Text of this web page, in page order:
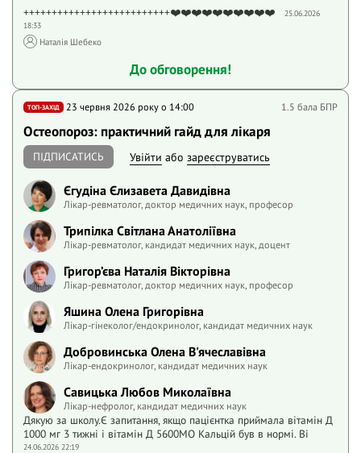
++++++++++++++++++++++++++❤️❤️❤️❤️❤️❤️❤️❤️❤️❤️
25.06.2026
18:33
Наталія Шебеко
До обговорення!
ТОП-ЗАХІД 23 червня 2026 року o 14:00 1.5 бала БПР
Остеопороз: практичний гайд для лікаря
ПІДПИСАТИСЬ Увійти або зареєструватись
Єгудіна Єлизавета Давидівна
Лікар-ревматолог, доктор медичних наук, професор
Трипілка Світлана Анатоліївна
Лікар-ревматолог, кандидат медичних наук, доцент
Григор’єва Наталія Вікторівна
Лікар-ревматолог, доктор медичних наук, професор
Яшина Олена Григорівна
Лікар-гінеколог/ендокринолог, кандидат медичних наук
Добровинська Олена В'ячеславівна
Лікар-ендокринолог, кандидат медичних наук
Савицька Любов Миколаївна
Лікар-нефролог, кандидат медичних наук
Дякую за школу.Є запитання, якщо пацієнтка приймала вітамін Д
1000 мг 3 тижні і вітамін Д 5600МО Кальцій був в нормі. Ві
24.06.2026 22:19